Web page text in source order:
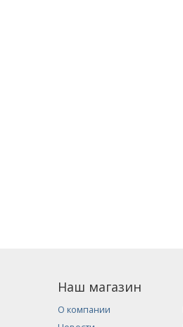
Наш магазин
О компании